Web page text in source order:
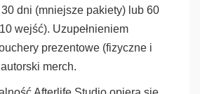
dni (mniejsze pakiety) lub 60
wejść). Uzupełnieniem
prezentowe (fizyczne i
merch.